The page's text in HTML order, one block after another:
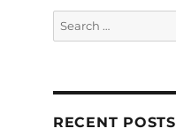
Search
for:
RECENT POSTS